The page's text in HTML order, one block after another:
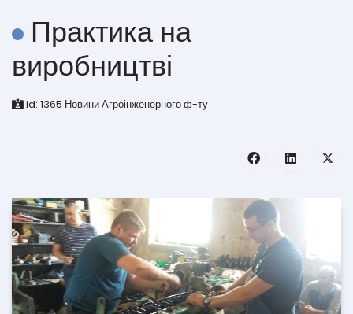
Практика на
виробництві
id: 1365 Новини Агроінженерного ф-ту